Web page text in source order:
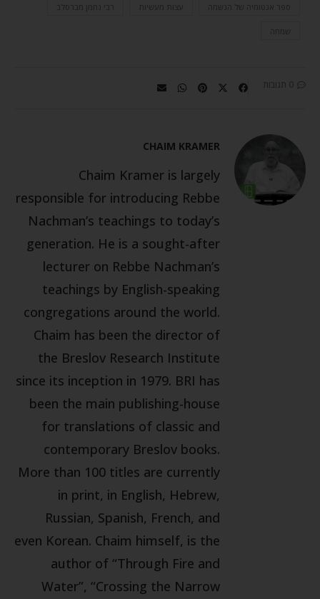
ספר אנטומיה של הנשמה עצות מעשיות רבי נחמן מברסלב
שמחה
0 תגובות
CHAIM KRAMER
Chaim Kramer is largely
responsible for introducing Rebbe
Nachman’s teachings to today’s
generation. He is a sought-after
lecturer on Rebbe Nachman’s
teachings by English-speaking
congregations around the world.
Chaim has been the director of
the Breslov Research Institute
since its inception in 1979. BRI has
been the main publishing-house
for translations of classic and
contemporary Breslov books.
More than 100 titles are currently
in print, in English, Hebrew,
Russian, Spanish, French, and
even Korean. Chaim himself, is the
author of “Through Fire and
Water”, “Crossing the Narrow